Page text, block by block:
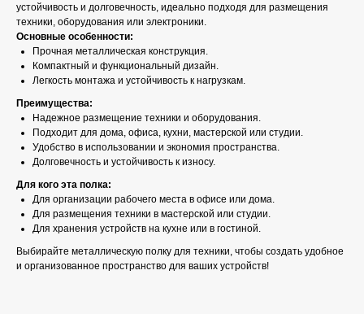
устойчивость и долговечность, идеально подходя для размещения
техники, оборудования или электроники.
Основные особенности:
Прочная металлическая конструкция.
Компактный и функциональный дизайн.
Легкость монтажа и устойчивость к нагрузкам.
Преимущества:
Надежное размещение техники и оборудования.
Подходит для дома, офиса, кухни, мастерской или студии.
Удобство в использовании и экономия пространства.
Долговечность и устойчивость к износу.
Для кого эта полка:
Для организации рабочего места в офисе или дома.
Для размещения техники в мастерской или студии.
Для хранения устройств на кухне или в гостиной.
Выбирайте металлическую полку для техники, чтобы создать удобное
и организованное пространство для ваших устройств!